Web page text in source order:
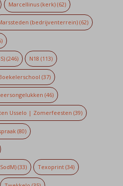
Marcellinus (kerk)(62)
(bedrijventerrein)(62)
(246) N18 (113)
(37)
(46)
Usselo | Zomerfeesten (39)
(80)
(33) Texoprint (34)